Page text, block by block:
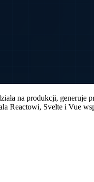
na produkcji, generuje
Reactowi, Svelte i Vue